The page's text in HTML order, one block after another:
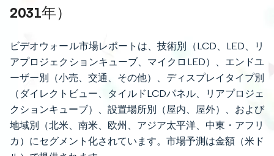
2031年）
ビデオウォール市場レポートは、技術別（LCD、LED、リ
アプロジェクションキューブ、マイクロLED）、エンドユ
ーザー別（小売、交通、その他）、ディスプレイタイプ別
（ダイレクトビュー、タイルドLCDパネル、リアプロジェ
クションキューブ）、設置場所別（屋内、屋外）、および
地域別（北米、南米、欧州、アジア太平洋、中東・アフリ
カ）にセグメント化されています。市場予測は金額（米ド